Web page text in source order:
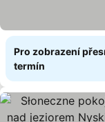
Pro zobrazení
termín